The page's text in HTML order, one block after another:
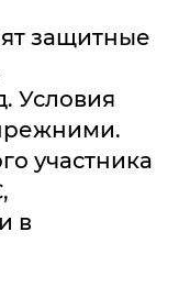
защитные
Условия
участника
в